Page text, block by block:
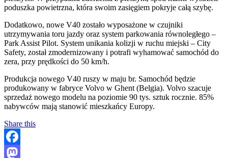
poduszka powietrzna, która swoim zasięgiem pokryje całą szybę.
Dodatkowo, nowe V40 zostało wyposażone w czujniki
utrzymywania toru jazdy oraz system parkowania równoległego –
Park Assist Pilot. System unikania kolizji w ruchu miejski – City
Safety, został zmodernizowany i potrafi wyhamować samochód do
zera, przy prędkości do 50 km/h.
Produkcja nowego V40 ruszy w maju br. Samochód będzie
produkowany w fabryce Volvo w Ghent (Belgia). Volvo szacuje
sprzedaż nowego modelu na poziomie 90 tys. sztuk rocznie. 85%
nabywców mają stanowić mieszkańcy Europy.
Share this
Facebook